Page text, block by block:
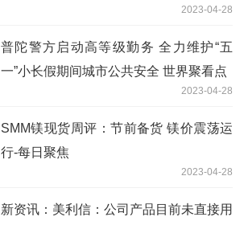
2023-04-28
普陀警方启动高等级勤务 全力维护“五
一”小长假期间城市公共安全 世界聚看点
2023-04-28
SMM镁现货周评：节前备货 镁价震荡运
行-每日聚焦
2023-04-28
新资讯：美利信：公司产品目前未直接用